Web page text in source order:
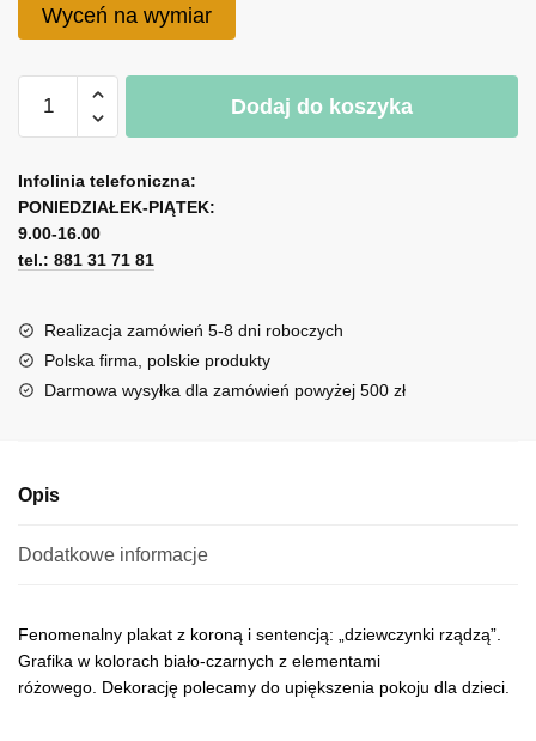
Wyceń na wymiar
Plakat
rządzą
Dodaj do koszyka
l
t
e
r
a
t
i
Infolinia telefoniczna:
PONIEDZIAŁEK-PIĄTEK:
9.00-16.00
tel.: 881 31 71 81
Realizacja zamówień 5-8 dni roboczych
Polska firma, polskie produkty
Darmowa wysyłka dla zamówień powyżej 500 zł
Opis
Dodatkowe informacje
Fenomenalny plakat z koroną i sentencją: „dziewczynki rządzą”.
Grafika w kolorach biało-czarnych z elementami
różowego. Dekorację polecamy do upiększenia pokoju dla dzieci.